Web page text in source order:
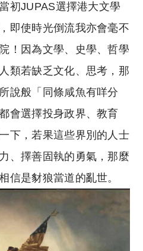
初JUPAS選擇港大文學
即使時光倒流我亦會毫不
！因為文學、史學、哲學
類若缺乏文化、思考，那
說般「同條咸魚有咩分
會選擇投身政界、教育
下，若果這些界別的人士
、擇善固執的勇氣，那麼
信是豺狼當道的亂世。